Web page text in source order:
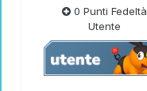
0 Punti Fedeltà
Utente